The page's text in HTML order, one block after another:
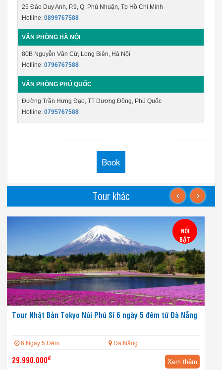
25 Đào Duy Anh, P.9, Q. Phú Nhuận, Tp Hồ Chí Minh
Hotline:0899767588
VĂN PHÒNG HÀ NỘI
80B Nguyễn Văn Cừ, Long Biên, Hà Nội
Hotline:0796767588
VĂN PHÒNG PHÚ QUỐC
Đường Trần Hưng Đạo, TT Dương Đông, Phú Quốc
Hotline:0795767588
Book
Tour khác
NỔI
BẬT
Tour Nhật Bản Tokyo Núi Phú Sĩ 6 ngày 5 đêm từ Đà Nẵng
6 Ngày 5 Đêm Đà Nẵng
29.990.000đ Xem thêm
‹ ›